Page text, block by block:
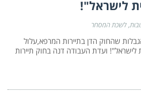
לישראל"!
לשכת המסחר
שהחוק הדן בתיירות המרפא,עלול
לישראל"! ועדת העבודה דנה בחוק תיירות